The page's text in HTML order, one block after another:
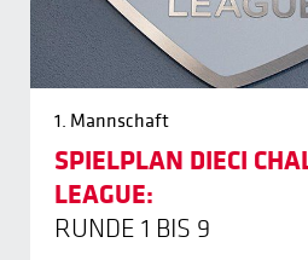
1. Mannschaft
SPIELPLAN DIECI
LEAGUE:
RUNDE 1 BIS 9